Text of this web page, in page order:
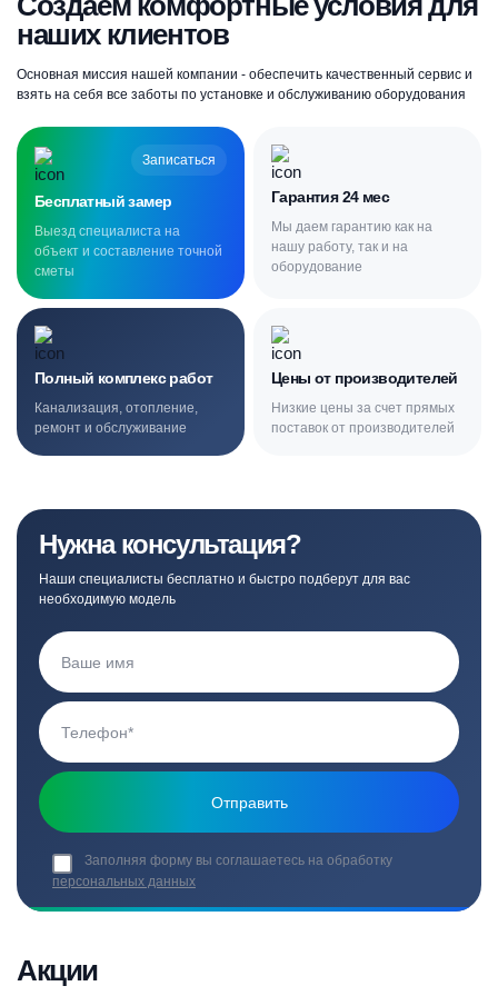
наших клиентов
Основная миссия нашей компании - обеспечить качественный сервис и
взять на себя все заботы по установке и обслуживанию оборудования
Записаться
Бесплатный замер
Выезд специалиста на
объект и составление точной
сметы
Гарантия 24 мес
Мы даем гарантию как на
нашу работу, так и на
оборудование
Полный комплекс работ
Канализация, отопление,
ремонт и обслуживание
Цены от производителей
Низкие цены за счет прямых
поставок от производителей
Нужна консультация?
Наши специалисты бесплатно и быстро подберут для вас
необходимую модель
Заполняя форму вы соглашаетесь на обработку
персональных данных
Акции